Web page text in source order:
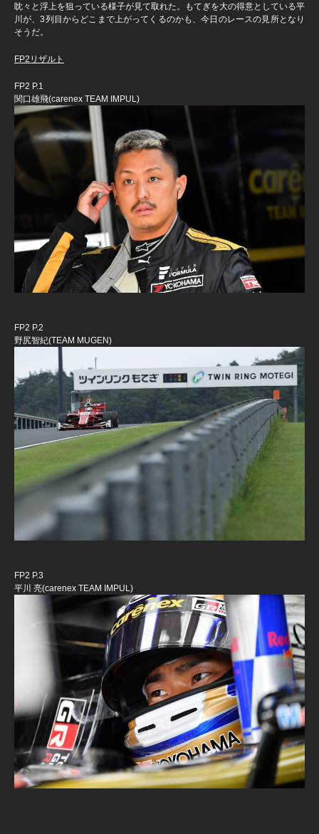
眈々と浮上を狙っている様子が見て取れた。もてぎを大の得意としている平
川が、3列目からどこまで上がってくるのかも、今日のレースの見所となり
そうだ。
FP2リザルト
FP2 P.1
関口雄飛(carenex TEAM IMPUL)
FP2 P.2
野尻智紀(TEAM MUGEN)
FP2 P.3
平川 亮(carenex TEAM IMPUL)